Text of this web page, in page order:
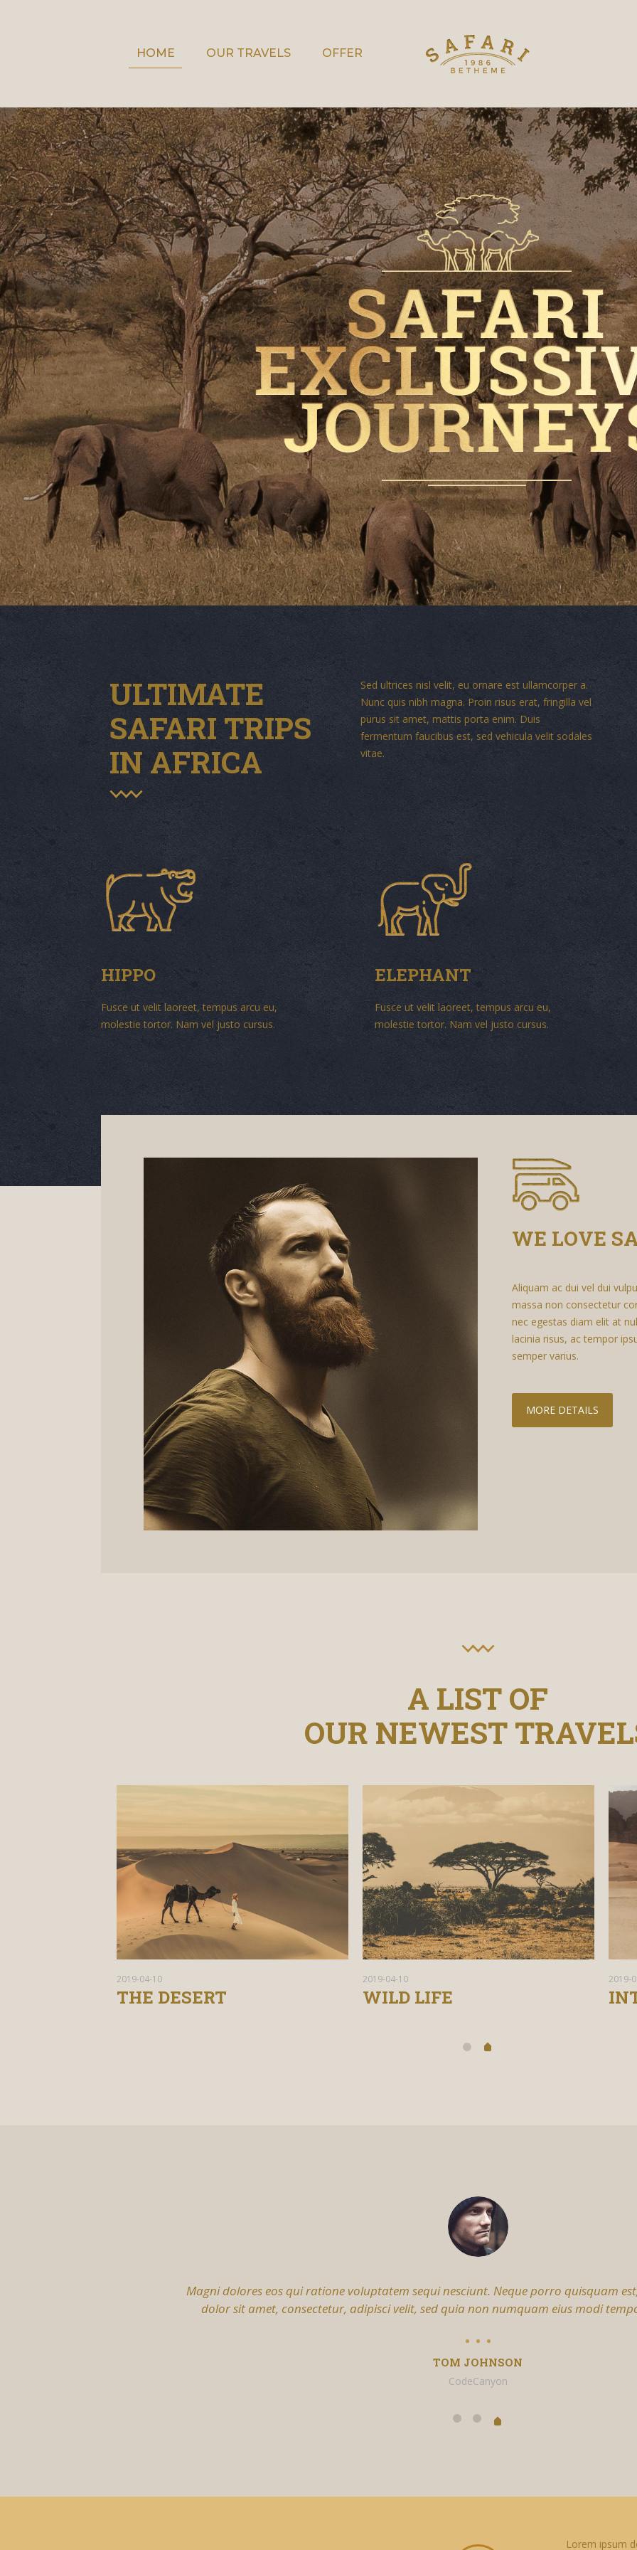
HOME OUR TRAVELS OFFER
ULTIMATE
SAFARI TRIPS
IN AFRICA
Sed ultrices nisl velit, eu ornare est ullamcorper a.
Nunc quis nibh magna. Proin risus erat, fringilla vel
purus sit amet, mattis porta enim. Duis
fermentum faucibus est, sed vehicula velit sodales
vitae.
HIPPO
Fusce ut velit laoreet, tempus arcu eu,
molestie tortor. Nam vel justo cursus.
ELEPHANT
Fusce ut velit laoreet, tempus arcu eu,
molestie tortor. Nam vel justo cursus.
WE LOVE
Aliquam ac dui vel dui
massa non consectetur
nec egestas diam elit at
lacinia risus, ac tempor
semper varius.
MORE DETAILS
A LIST OF
OUR NEWEST
2019-04-10
RAW EXPERIENCE
2019-04-10
ELEPHANTS
2019-
Magni dolores eos qui ratione voluptatem sequi nesciunt. Neque porro quisquam
dolor sit amet, consectetur, adipisci velit, sed quia non numquam eius modi
TOM JOHNSON
CodeCanyon
Lorem ipsum